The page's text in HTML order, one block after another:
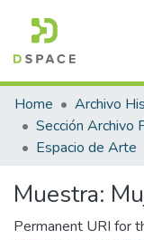
Communities &
All of DSpace
Statistics
Home
Sección Archivo
Espacio de Arte
Muestra:
Permanent URI for